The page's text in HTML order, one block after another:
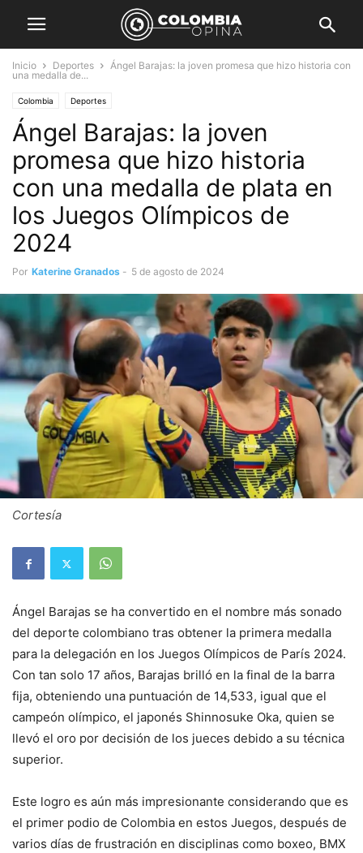
Inicio Deportes
Ángel Barajas: la joven promesa que hizo historia con
una medalla de...
Colombia Deportes
Ángel Barajas: la joven
promesa que hizo historia
con una medalla de plata en
los Juegos Olímpicos de
2024
Por Katerine Granados - 5 de agosto de 2024
Cortesía
Ángel Barajas se ha convertido en el nombre más sonado
del deporte colombiano tras obtener la primera medalla
para la delegación en los Juegos Olímpicos de París 2024.
Con tan solo 17 años, Barajas brilló en la final de la barra
fija, obteniendo una puntuación de 14,533, igual que el
campeón olímpico, el japonés Shinnosuke Oka, quien se
llevó el oro por decisión de los jueces debido a su técnica
superior.
Este logro es aún más impresionante considerando que es
el primer podio de Colombia en estos Juegos, después de
varios días de frustración en disciplinas como boxeo, BMX